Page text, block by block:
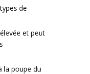
de
et peut
la poupe du